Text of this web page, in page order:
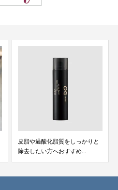
皮脂や過酸化脂質をしっかりと
除去したい方へおすすめ...